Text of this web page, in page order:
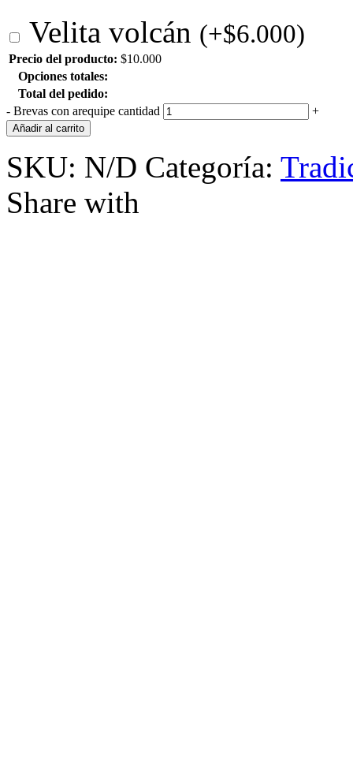
Velita volcán (+$6.000)
Precio del producto: $10.000
Opciones totales:
Total del pedido:
- Brevas con arequipe cantidad +
Añadir al carrito
SKU: N/D Categoría:
Share with